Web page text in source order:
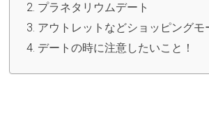
プラネタリウムデート
アウトレットなどショッピングモ
デートの時に注意したいこと！